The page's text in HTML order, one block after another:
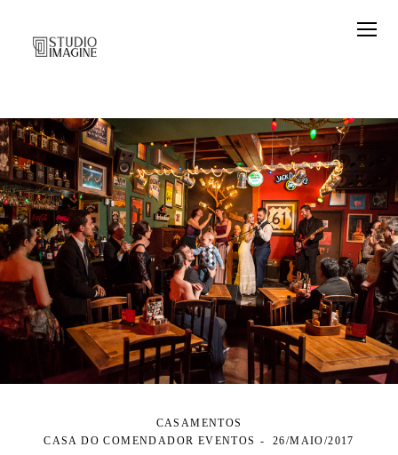
CASAMENTOS
CASA DO COMENDADOR EVENTOS
26/MAIO/2017